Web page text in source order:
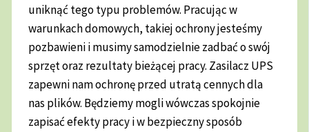
uniknąć tego typu problemów. Pracując w
warunkach domowych, takiej ochrony jesteśmy
pozbawieni i musimy samodzielnie zadbać o swój
sprzęt oraz rezultaty bieżącej pracy. Zasilacz UPS
zapewni nam ochronę przed utratą cennych dla
nas plików. Będziemy mogli wówczas spokojnie
zapisać efekty pracy i w bezpieczny sposób